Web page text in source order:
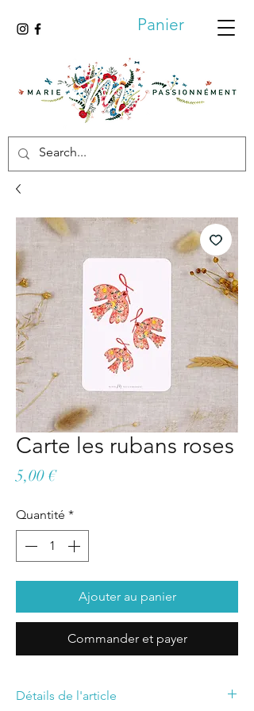
Panier
Carte les rubans roses
5,00 €Prix
Quantité *
Ajouter au panier
Commander et payer
Détails de l'article